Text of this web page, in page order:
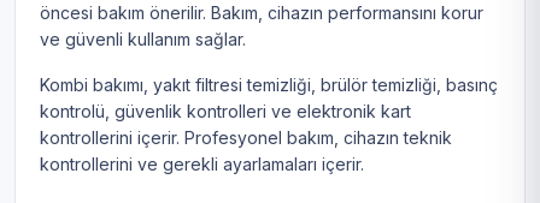
öncesi bakım önerilir. Bakım, cihazın performansını korur
ve güvenli kullanım sağlar.
Kombi bakımı, yakıt filtresi temizliği, brülör temizliği, basınç
kontrolü, güvenlik kontrolleri ve elektronik kart
kontrollerini içerir. Profesyonel bakım, cihazın teknik
kontrollerini ve gerekli ayarlamaları içerir.